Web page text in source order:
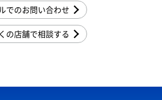
でのお問い合わせ
の店舗で相談する